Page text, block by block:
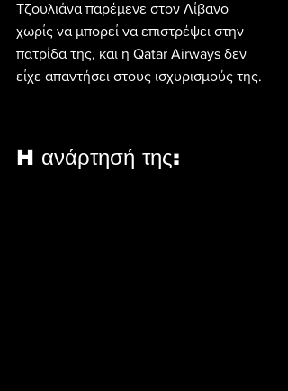
Τζουλιάνα παρέμενε στον Λίβανο
χωρίς να μπορεί να επιστρέψει στην
πατρίδα της, και η Qatar Airways δεν
είχε απαντήσει στους ισχυρισμούς της.
H ανάρτησή της: